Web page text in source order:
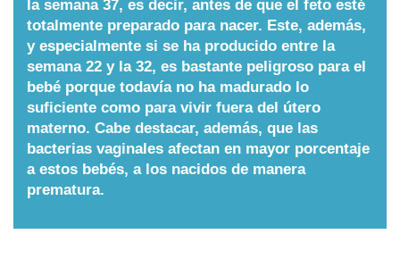
Nombres
Cuentos
la semana 37, es decir, antes de que el feto esté
totalmente preparado para nacer. Este, además,
y especialmente si se ha producido entre la
semana 22 y la 32, es bastante peligroso para el
bebé porque todavía no ha madurado lo
suficiente como para vivir fuera del útero
materno. Cabe destacar, además, que las
bacterias vaginales afectan en mayor porcentaje
a estos bebés, a los nacidos de manera
prematura.